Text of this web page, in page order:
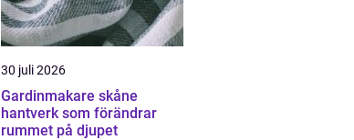
30 juli 2026
Gardinmakare skåne
hantverk som förändrar
rummet på djupet